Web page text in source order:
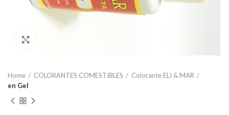
Home COLORANTES COMESTIBLES
Colorante ELI & MAR
en Gel